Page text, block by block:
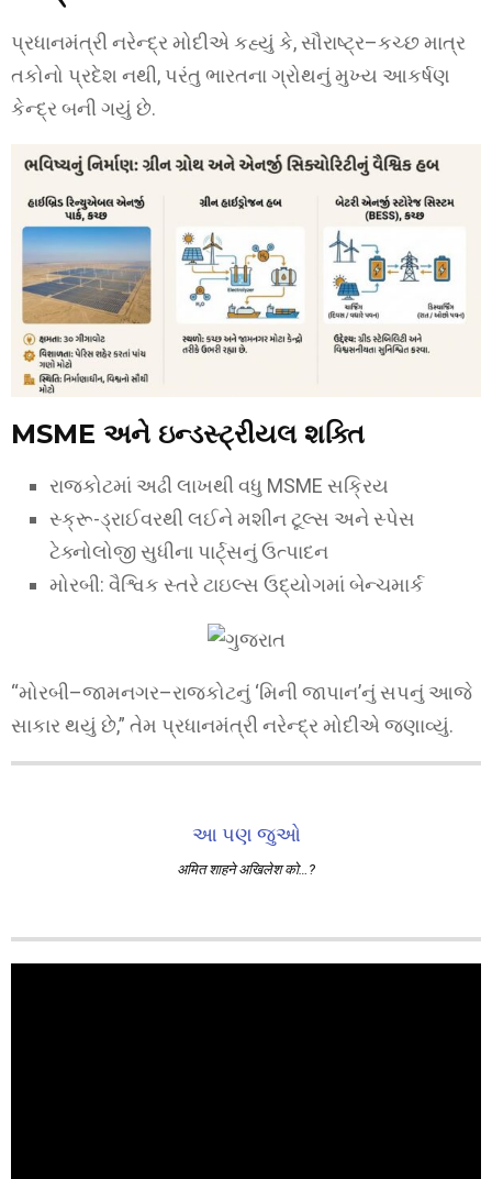
પ્રધાનમંત્રી નરેન્દ્ર મોદીએ કહ્યું કે, સૌરાષ્ટ્ર–કચ્છ માત્ર
તકોનો પ્રદેશ નથી, પરંતુ ભારતના ગ્રોથનું મુખ્ય આકર્ષણ
કેન્દ્ર બની ગયું છે.
MSME અને ઇન્ડસ્ટ્રીયલ શક્તિ
રાજકોટમાં અઢી લાખથી વધુ MSME સક્રિય
સ્ક્રૂ-ડ્રાઈવરથી લઈને મશીન ટૂલ્સ અને સ્પેસ
ટેક્નોલોજી સુધીના પાર્ટ્સનું ઉત્પાદન
મોરબી: વૈશ્વિક સ્તરે ટાઇલ્સ ઉદ્યોગમાં બેન્ચમાર્ક
“મોરબી–જામનગર–રાજકોટનું ‘મિની જાપાન’નું સપનું આજે
સાકાર થયું છે,” તેમ પ્રધાનમંત્રી નરેન્દ્ર મોદીએ જણાવ્યું.
આ પણ જુઓ
अमित शाहने अखिलेश को…?